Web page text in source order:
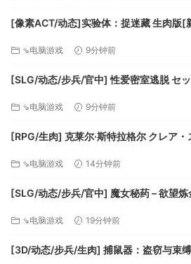
[像素ACT/动态]实验体：捉迷藏 生肉版
⇘电脑游戏 9分钟前
[SLG/动态/步兵/官中] 性爱密室逃脱 セックスルーム脱出ゲーム
⇘电脑游戏 9分钟前
[RPG/生肉] 克莱尔·斯特拉格尔 クレア
⇘电脑游戏 14分钟前
[SLG/动态/步兵/官中] 魔女秘药 – 欲望
⇘电脑游戏 19分钟前
[3D/动态/步兵/生肉] 捕鼠器：盗窃与束